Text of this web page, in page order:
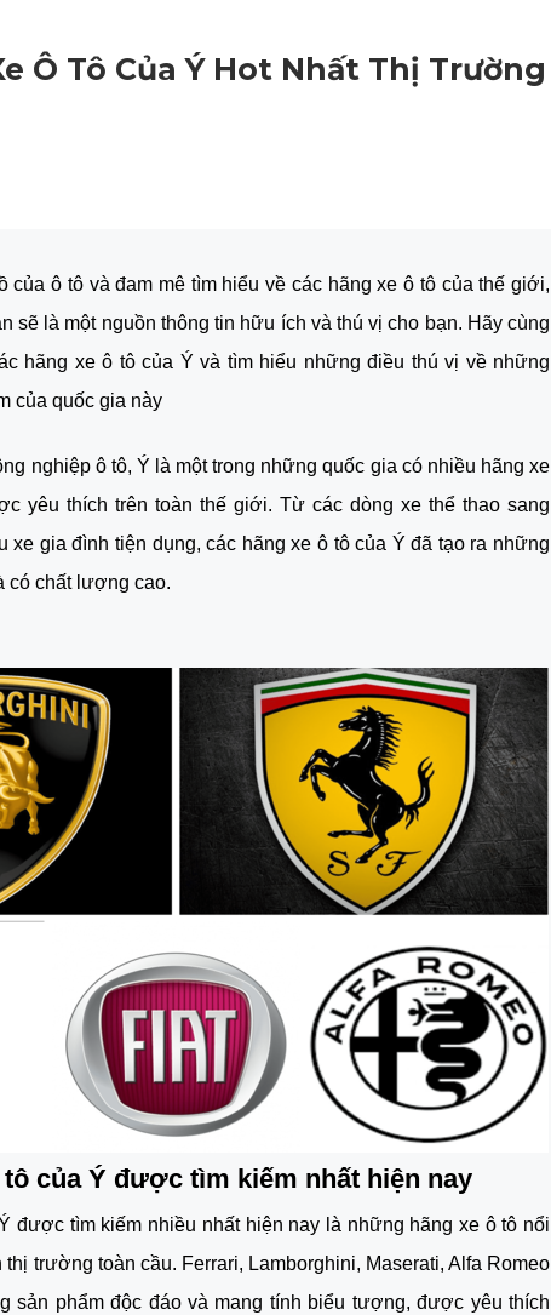
Ô Tô Của Ý Hot Nhất Thị Trường
của ô tô và đam mê tìm hiểu về các hãng xe ô tô của thế giới,
sẽ là một nguồn thông tin hữu ích và thú vị cho bạn. Hãy cùng
hãng xe ô tô của Ý và tìm hiểu những điều thú vị về những
của quốc gia này
nghiệp ô tô, Ý là một trong những quốc gia có nhiều hãng xe
yêu thích trên toàn thế giới. Từ các dòng xe thể thao sang
xe gia đình tiện dụng, các hãng xe ô tô của Ý đã tạo ra những
có chất lượng cao.
tô của Ý được tìm kiếm nhất hiện nay
được tìm kiếm nhiều nhất hiện nay là những hãng xe ô tô nổi
thị trường toàn cầu. Ferrari, Lamborghini, Maserati, Alfa Romeo
sản phẩm độc đáo và mang tính biểu tượng, được yêu thích